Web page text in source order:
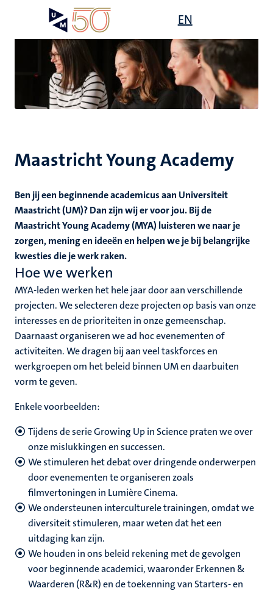
naar
EN
the
Maastricht Young Academy
Ben jij een beginnende academicus aan Universiteit
Maastricht (UM)? Dan zijn wij er voor jou. Bij de
Maastricht Young Academy (MYA) luisteren we naar je
zorgen, mening en ideeën en helpen we je bij belangrijke
kwesties die je werk raken.
Hoe we werken
MYA-leden werken het hele jaar door aan verschillende
projecten. We selecteren deze projecten op basis van onze
interesses en de prioriteiten in onze gemeenschap.
Daarnaast organiseren we ad hoc evenementen of
activiteiten. We dragen bij aan veel taskforces en
werkgroepen om het beleid binnen UM en daarbuiten
vorm te geven.
Enkele voorbeelden:
Tijdens de serie Growing Up in Science praten we over
onze mislukkingen en successen.
We stimuleren het debat over dringende onderwerpen
door evenementen te organiseren zoals
filmvertoningen in Lumière Cinema.
We ondersteunen interculturele trainingen, omdat we
diversiteit stimuleren, maar weten dat het een
uitdaging kan zijn.
We houden in ons beleid rekening met de gevolgen
voor beginnende academici, waaronder Erkennen &
Waarderen (R&R) en de toekenning van Starters- en